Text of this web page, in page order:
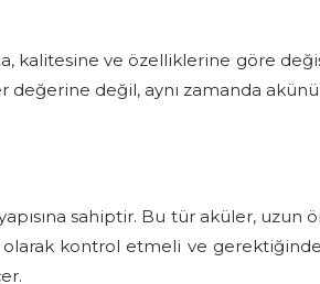
kalitesine ve özelliklerine göre
değerine değil, aynı zamanda
sahiptir. Bu tür aküler,
olarak kontrol etmeli ve